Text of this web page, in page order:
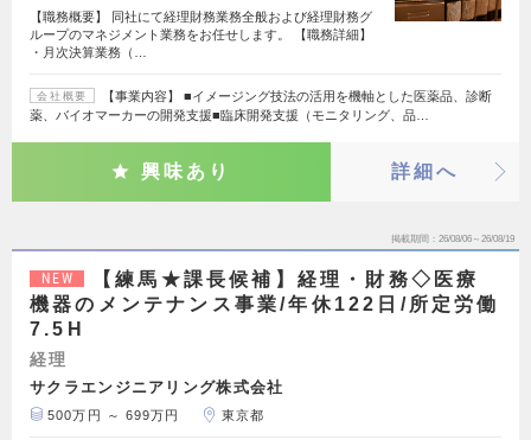
【職務概要】 同社にて経理財務業務全般および経理財務グ
ループのマネジメント業務をお任せします。 【職務詳細】
・月次決算業務（…
会社概要
【事業内容】 ■イメージング技法の活用を機軸とした医薬品、診断
薬、バイオマーカーの開発支援■臨床開発支援（モニタリング、品…
興味あり 詳細へ
掲載期間 26/08/06～26/08/19
NEW
【練馬★課長候補】経理・財務◇医療
機器のメンテナンス事業/年休122日/所定労働
7.5H
経理
サクラエンジニアリング株式会社
500万円 ～ 699万円 東京都